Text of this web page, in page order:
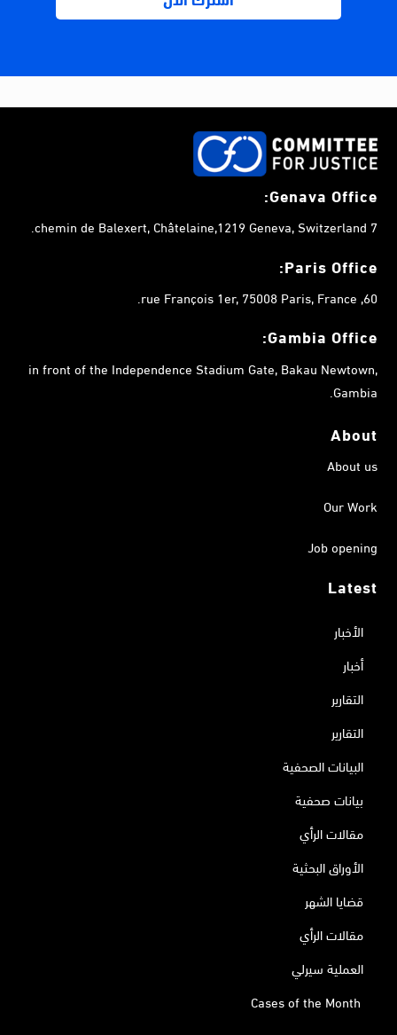
Genava Office:
7 chemin de Balexert, Châtelaine,1219 Geneva, Switzerland.
Paris Office:
60, rue François 1er, 75008 Paris, France.
Gambia Office:
in front of the Independence Stadium Gate, Bakau Newtown,
Gambia.
About
About us
Our Work
Job opening
Latest
الأخبار
أخبار
التقارير
التقارير
البيانات الصحفية
بيانات صحفية
مقالات الرأي
الأوراق البحثية
قضايا الشهر
مقالات الرأي
العملية سيرلي
Cases of the Month